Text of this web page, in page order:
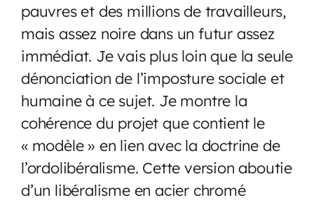
pauvres et des millions de travailleurs,
mais assez noire dans un futur assez
immédiat. Je vais plus loin que la seule
dénonciation de l’imposture sociale et
humaine à ce sujet. Je montre la
cohérence du projet que contient le
« modèle » en lien avec la doctrine de
l’ordolibéralisme. Cette version aboutie
d’un libéralisme en acier chromé